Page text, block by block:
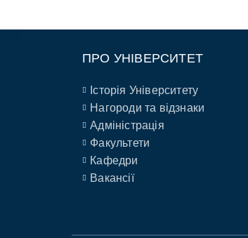
ПРО УНІВЕРСИТЕТ
Історія Університету
Нагороди та відзнаки
Адміністрація
Факультети
Кафедри
Вакансії